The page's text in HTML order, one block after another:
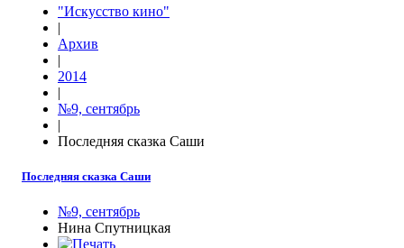
"Искусство кино"
|
Архив
|
2014
|
№9, сентябрь
|
Последняя сказка Саши
Последняя сказка Саши
№9, сентябрь
Нина Спутницкая